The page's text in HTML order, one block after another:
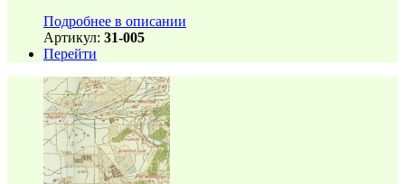
Подробнее в описании
Артикул: 31-005
Перейти